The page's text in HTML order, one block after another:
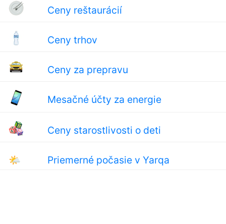
Ceny reštaurácií
Ceny trhov
Ceny za prepravu
Mesačné účty za energie
Ceny starostlivosti o deti
🌤 Priemerné počasie v Yarqa